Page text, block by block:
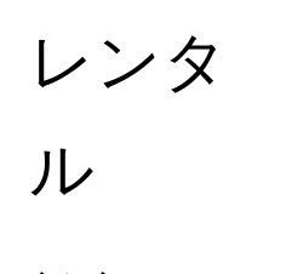
レンタ
ル